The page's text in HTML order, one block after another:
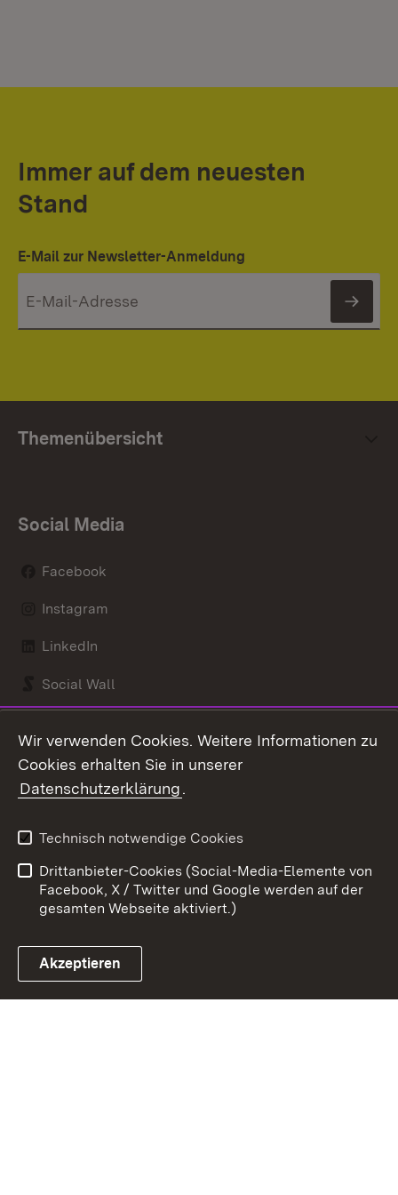
Immer auf dem neuesten
Stand
E-Mail zur Newsletter-Anmeldung
Themenübersicht
Social Media
Facebook
Instagram
LinkedIn
Social Wall
Link zum Landesportal
Kontakt
Barrierefreiheit
Impressum
Cookies
Wir verwenden Cookies. Weitere Informationen zu
Cookies erhalten Sie in unserer
Datenschutzerklärung.
Technisch notwendige Cookies
Drittanbieter-Cookies (Social-Media-Elemente von
Facebook, X / Twitter und Google werden auf der
gesamten Webseite aktiviert.)
Akzeptieren